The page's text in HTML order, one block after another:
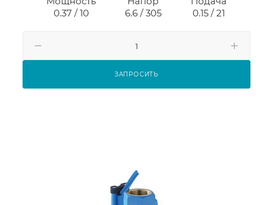
0.37 / 10
6.6 / 305
0.15 / 21
ЗАПРОСИТЬ